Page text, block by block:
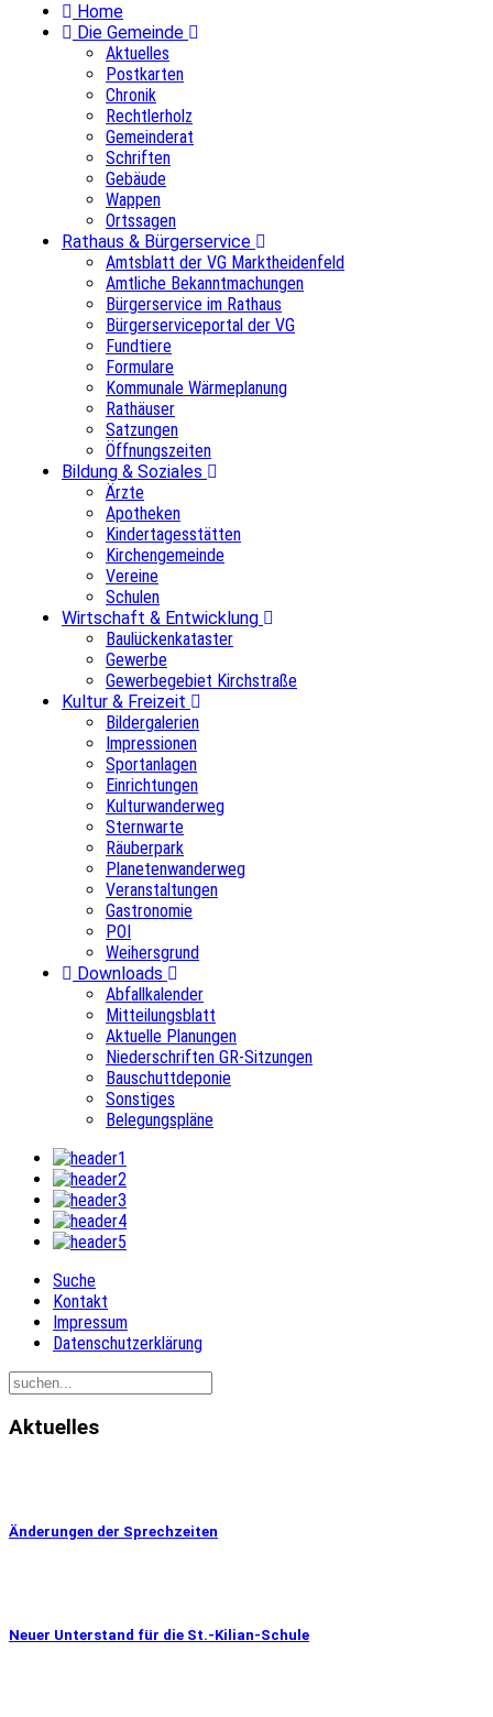
Home
Die Gemeinde
Aktuelles
Postkarten
Chronik
Rechtlerholz
Gemeinderat
Schriften
Gebäude
Wappen
Ortssagen
Rathaus & Bürgerservice
Amtsblatt der VG Marktheidenfeld
Amtliche Bekanntmachungen
Bürgerservice im Rathaus
Bürgerserviceportal der VG
Fundtiere
Formulare
Kommunale Wärmeplanung
Rathäuser
Satzungen
Öffnungszeiten
Bildung & Soziales
Ärzte
Apotheken
Kindertagesstätten
Kirchengemeinde
Vereine
Schulen
Wirtschaft & Entwicklung
Baulückenkataster
Gewerbe
Gewerbegebiet Kirchstraße
Kultur & Freizeit
Bildergalerien
Impressionen
Sportanlagen
Einrichtungen
Kulturwanderweg
Sternwarte
Räuberpark
Planetenwanderweg
Veranstaltungen
Gastronomie
POI
Weihersgrund
Downloads
Abfallkalender
Mitteilungsblatt
Aktuelle Planungen
Niederschriften GR-Sitzungen
Bauschuttdeponie
Sonstiges
Belegungspläne
Suche
Kontakt
Impressum
Datenschutzerklärung
Aktuelles
Änderungen der Sprechzeiten
Neuer Unterstand für die St.-Kilian-Schule